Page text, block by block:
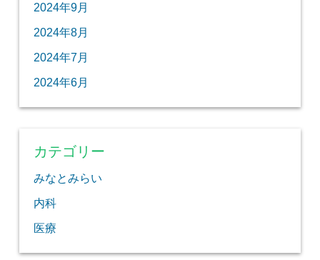
2024年9月
2024年8月
2024年7月
2024年6月
カテゴリー
みなとみらい
内科
医療